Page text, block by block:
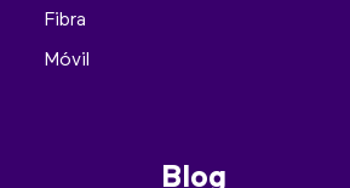
Fibra
Móvil
Blog